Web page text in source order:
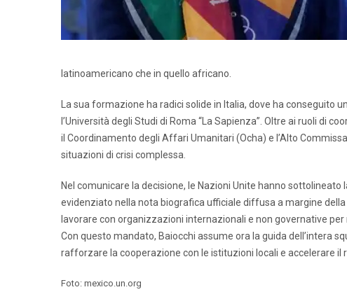
latinoamericano che in quello africano.
La sua formazione ha radici solide in Italia, dove ha conseguito
l’Università degli Studi di Roma “La Sapienza”. Oltre ai ruoli di
il Coordinamento degli Affari Umanitari (Ocha) e l’Alto
situazioni di crisi complessa.
Nel comunicare la decisione, le Nazioni Unite hanno
evidenziato nella nota biografica ufficiale diffusa a margine
lavorare con organizzazioni internazionali e non governative
Con questo mandato, Baiocchi assume ora la guida dell’intera
rafforzare la cooperazione con le istituzioni locali e accelerare il
Foto: mexico.un.org